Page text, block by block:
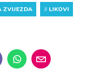
ZVIJEZDA # LIKOVI